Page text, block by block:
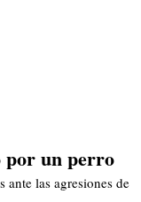
por un perro
ante las agresiones de